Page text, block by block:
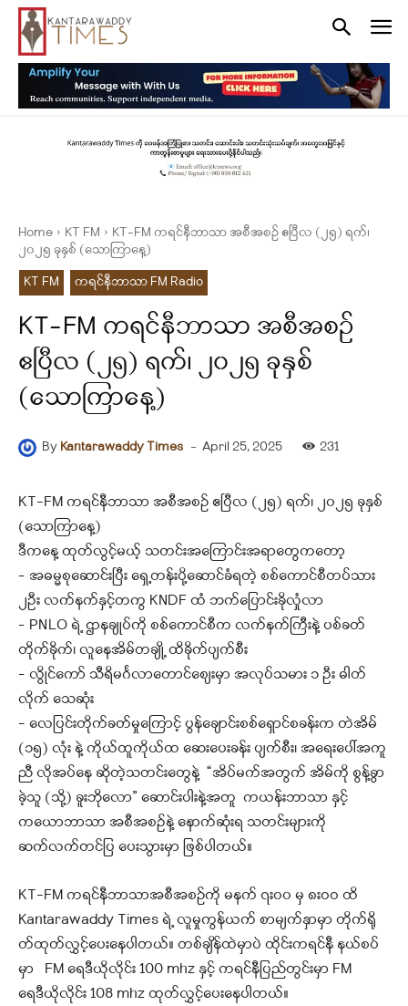
Home KT FM
KT-FM ကရင်နီဘာသာ အစီအစဉ် ဧပြီလ (၂၅) ရက်၊
၂၀၂၅ ခုနှစ် (သောကြာနေ့)
KT FM
ကရင်နီဘာသာ FM Radio
KT-FM ကရင်နီဘာသာ အစီအစဉ်
ဧပြီလ (၂၅) ရက်၊ ၂၀၂၅ ခုနှစ်
(သောကြာနေ့)
By Kantarawaddy Times - April 25, 2025 231
KT-FM ကရင်နီဘာသာ အစီအစဉ် ဧပြီလ (၂၅) ရက်၊ ၂၀၂၅ ခုနှစ်
(သောကြာနေ့)
ဒီကနေ့ ထုတ်လွင့်မယ့် သတင်းအကြောင်းအရာတွေကတော့
– အဓမ္မစုဆောင်းပြီး ရှေ့တန်းပို့ဆောင်ခံရတဲ့ စစ်ကောင်စီတပ်သား
၂ဦး လက်နက်နှင့်တကွ KNDF ထံ ဘက်ပြောင်းခိုလှုံလာ
– PNLO ရဲ့ ဌာနချုပ်ကို စစ်ကောင်စီက လက်နက်ကြီးနဲ့ ပစ်ခတ်
တိုက်ခိုက်၊ လူနေအိမ်တချို့ ထိခိုက်ပျက်စီး
– လွိုင်ကော် သီရိမင်္ဂလာတောင်စျေးမှာ အလုပ်သမား ၁ ဦး ဓါတ်
လိုက် သေဆုံး
– လေပြင်းတိုက်ခတ်မှုကြောင့် ပွန်ချောင်းစစ်ရှောင်စခန်းက တဲအိမ်
(၁၅) လုံး နဲ့ ကိုယ်ထူကိုယ်ထ ဆေးပေးခန်း ပျက်စီး၊ အရေးပေါ်အကူ
ညီ လိုအပ်နေ ဆိုတဲ့သတင်းတွေနဲ့ “အိပ်မက်အတွက် အိမ်ကို စွန့်ခွာ
ခဲ့သူ (သို့) ခူးဘိုလော” ဆောင်းပါးနဲ့အတူ ကယန်းဘာသာ နှင့်
ကယောဘာသာ အစီအစဥ်နဲ့ နောက်ဆုံးရ သတင်းများကို
ဆက်လက်တင်ပြ ပေးသွားမှာ ဖြစ်ပါတယ်။
KT-FM ကရင်နီဘာသာအစီအစဉ်ကို မနက် ၇း၀၀ မှ ၈းဝဝ ထိ
Kantarawaddy Times ရဲ့ လူမှုကွန်ယက် စာမျက်နှာမှာ တိုက်ရို
တ်ထုတ်လွှင့်ပေးနေပါတယ်။ တစ်ချိန်ထဲမှာပဲ ထိုင်းကရင်နီ နယ်စပ်
မှာ FM ရေဒီယိုလိုင်း 100 mhz နှင့် ကရင်နီပြည်တွင်းမှာ FM
ရေဒီယိုလိုင်း 108 mhz ထုတ်လွှင့်ပေးနေပါတယ်။